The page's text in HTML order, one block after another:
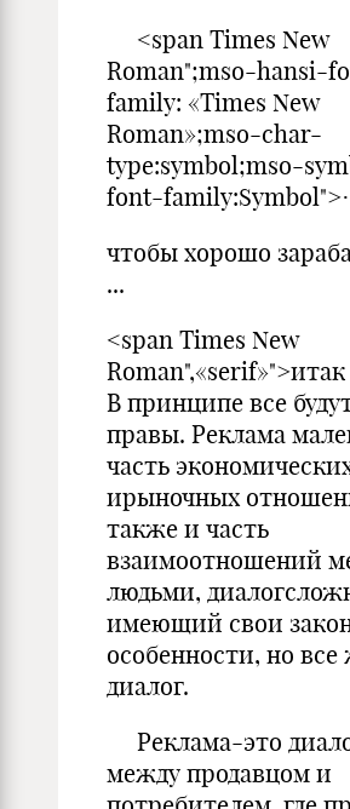
<span Times New
Roman";mso-hansi-
family: «Times New
Roman»;mso-char-
type:symbol;mso-
font-family:Symbol">·
чтобы хорошо
...
<span Times New
Roman",«serif»">итак
В принципе все
правы. Реклама
часть
ирыночных
также и часть
взаимоотношений
людьми,
имеющий свои
особенности, но все
диалог.
Реклама-это
между продавцом и